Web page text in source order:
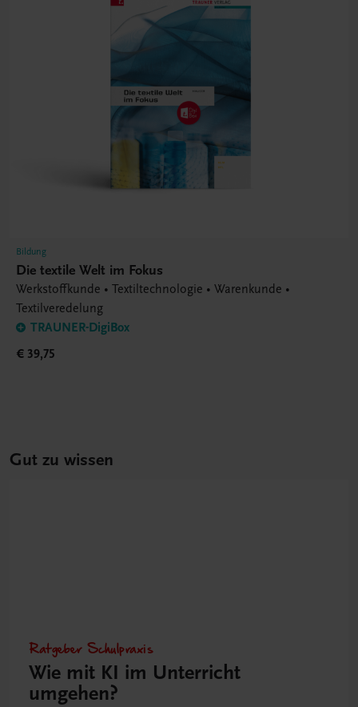
Bildung
Die textile Welt im Fokus
Werkstoffkunde • Textiltechnologie • Warenkunde •
Textilveredelung
TRAUNER-DigiBox
€ 39,75
Gut zu wissen
Ratgeber Schulpraxis
Wie mit KI im Unterricht
umgehen?